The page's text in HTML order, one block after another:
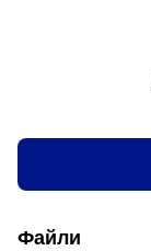
Файли